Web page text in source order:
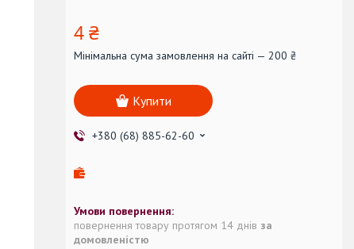
4 ₴
Мінімальна сума замовлення на сайті — 200 ₴
Купити
+380 (68) 885-62-60
повернення товару протягом 14 днів за
домовленістю